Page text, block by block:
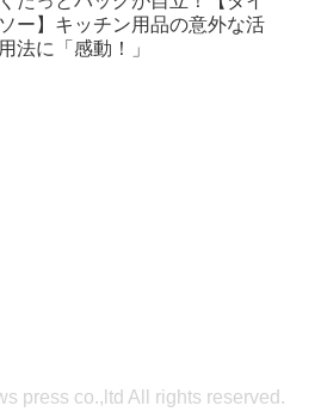
ソー】キッチン用品の意外な活
用法に「感動！」
press co.,ltd All rights reserved.